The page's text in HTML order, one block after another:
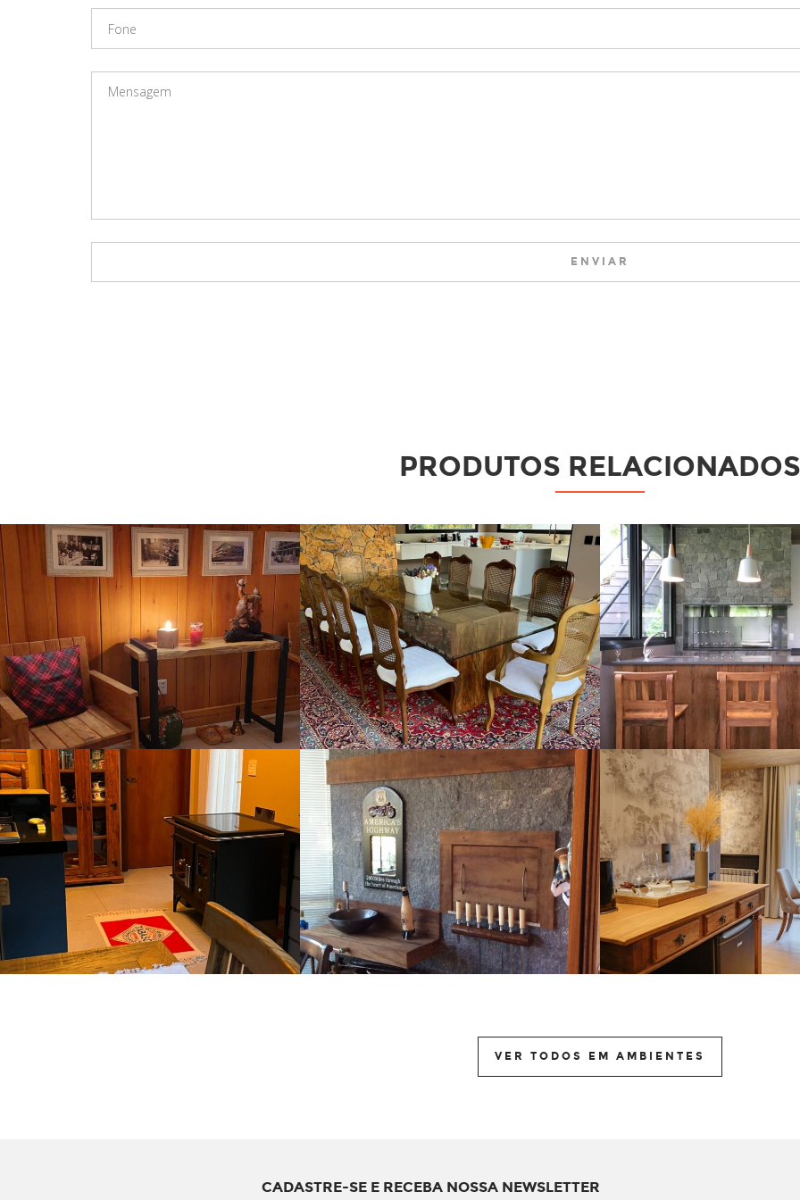
ENVIAR
PRODUTOS RELACIONADOS
VER TODOS EM AMBIENTES
CADASTRE-SE E RECEBA NOSSA NEWSLETTER